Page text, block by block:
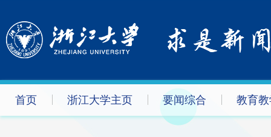
首页 浙江大学主页 要闻综合 教育